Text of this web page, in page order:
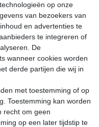
en mis nooit
heb gelezen. Mijn
op onze
van bezoekers van
en advertenties te
te integreren of
De
wanneer cookies worden
derde partijen die wij in
met toestemming of op
Toestemming kan worden
recht om geen
op een later tijdstip te